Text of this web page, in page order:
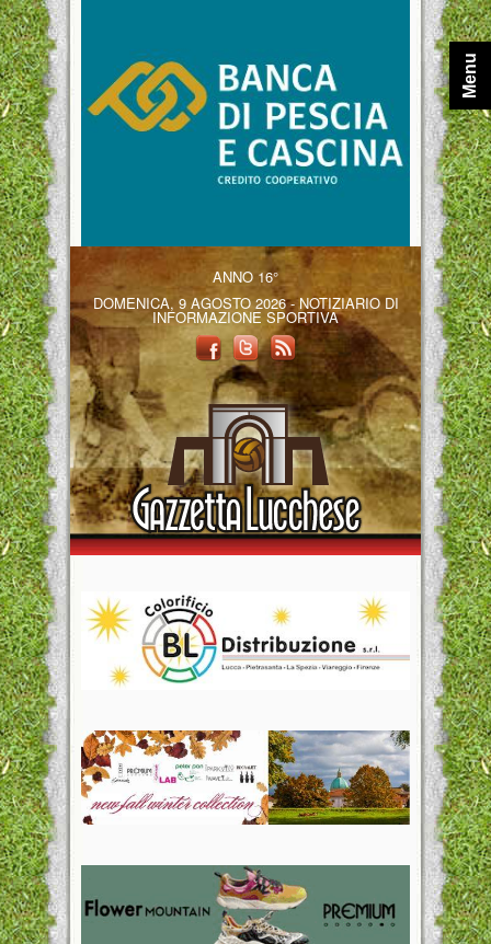
ANNO 16°
DOMENICA, 9 AGOSTO 2026 - NOTIZIARIO DI
INFORMAZIONE SPORTIVA
Menu